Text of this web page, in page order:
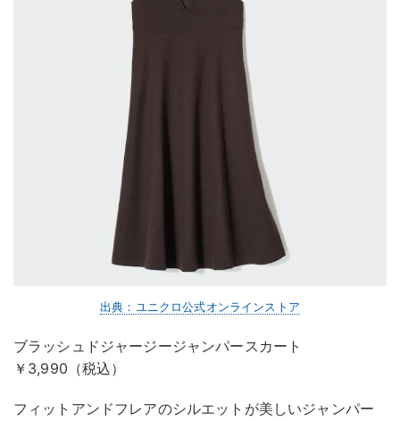
出典：ユニクロ公式オンラインストア
ブラッシュドジャージージャンパースカート
￥3,990（税込）
フィットアンドフレアのシルエットが美しいジャンパー